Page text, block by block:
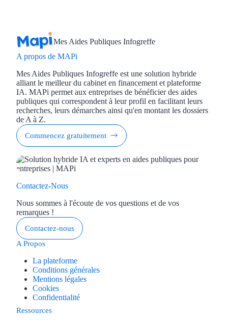
Mes Aides Publiques Infogreffe
A propos de MAPi
Mes Aides Publiques Infogreffe est une solution hybride
alliant le meilleur du cabinet en financement et plateforme
IA. MAPi permet aux entreprises de bénéficier des aides
publiques qui correspondent à leur profil en facilitant leurs
recherches, leurs démarches ainsi qu'en montant les dossiers
de A à Z.
Commencez gratuitement
Contactez-Nous
Nous sommes à l'écoute de vos questions et de vos
remarques !
Contactez-nous
A Propos
La plateforme
Conditions générales
Mentions légales
Cookies
Confidentialité
Ressources